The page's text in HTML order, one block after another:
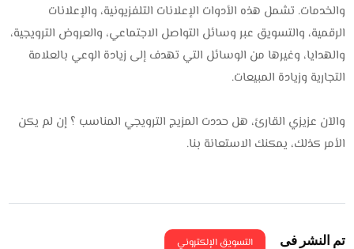
والخدمات. تشمل هذه الأدوات الإعلانات التلفزيونية، والإعلانات
الرقمية، والتسويق عبر وسائل التواصل الاجتماعي، والعروض الترويجية،
والهدايا، وغيرها من الوسائل التي تهدف إلى زيادة الوعي بالعلامة
التجارية وزيادة المبيعات.
والآن عزيزي القارئ، هل حددت المزيج الترويجي المناسب ؟ إن لم يكن
الأمر كذلك، يمكنك الاستعانة بنا.
تم النشر فى التسويق الإلكتروني